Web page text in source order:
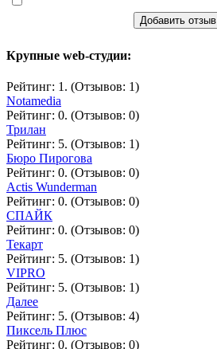
Добавить отзыв
Крупные web-студии:
Рейтинг: 1. (Отзывов: 1)
Notamedia
Рейтинг: 0. (Отзывов: 0)
Трилан
Рейтинг: 5. (Отзывов: 1)
Бюро Пирогова
Рейтинг: 0. (Отзывов: 0)
Actis Wunderman
Рейтинг: 0. (Отзывов: 0)
СПАЙК
Рейтинг: 0. (Отзывов: 0)
Текарт
Рейтинг: 5. (Отзывов: 1)
VIPRO
Рейтинг: 5. (Отзывов: 1)
Далее
Рейтинг: 5. (Отзывов: 4)
Пиксель Плюс
Рейтинг: 0. (Отзывов: 0)